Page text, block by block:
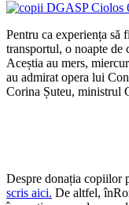
Pentru ca experiența să
transportul, o noapte de
Aceștia au mers,
au admirat opera lui
Corina Șuteu, ministrul
Despre donația copiilor
scris aici. De altfel,